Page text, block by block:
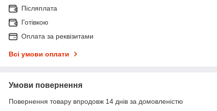
Післяплата
Готівкою
Оплата за реквізитами
Всі умови оплати
Умови повернення
Повернення товару впродовж 14 днів за домовленістю